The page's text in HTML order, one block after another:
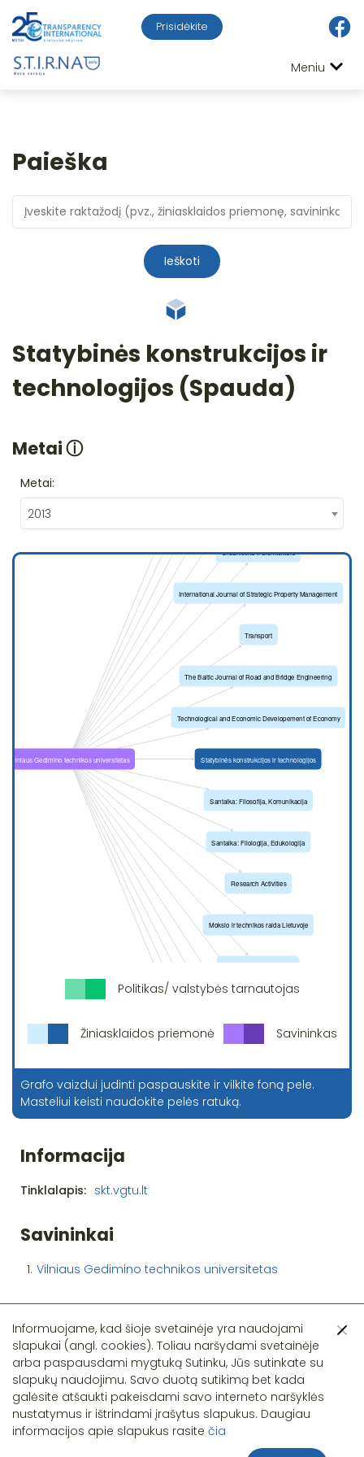
Prisidėkite
Meniu
Paieška
Ieškoti
Statybinės konstrukcijos ir
technologijos (Spauda)
Metaiⓘ
Metai:
2013
Politikas/ valstybės tarnautojas
Žiniasklaidos priemonė Savininkas
Grafo vaizdui judinti paspauskite ir vilkite foną pele.
Masteliui keisti naudokite pelės ratuką.
Informacija
Tinklalapis: skt.vgtu.lt
Savininkai
1. Vilniaus Gedimino technikos universitetas
Pastebėjote klaidą?
Informuojame, kad šioje svetainėje yra naudojami
slapukai (angl. cookies). Toliau naršydami svetainėje
arba paspausdami mygtuką Sutinku, Jūs sutinkate su
slapukų naudojimu. Savo duotą sutikimą bet kada
galėsite atšaukti pakeisdami savo interneto naršyklės
nustatymus ir ištrindami įrašytus slapukus. Daugiau
informacijos apie slapukus rasite čia